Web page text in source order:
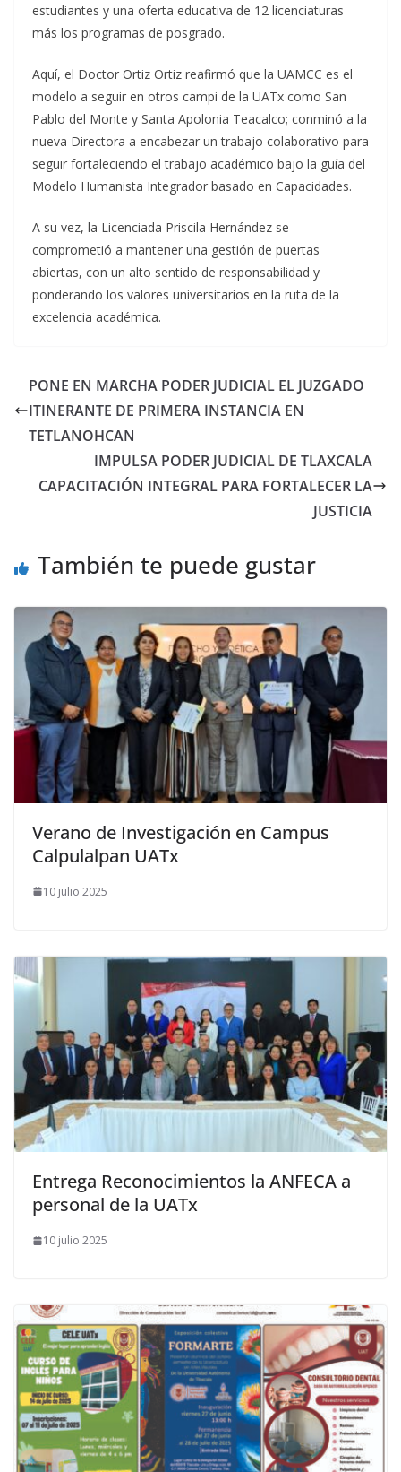
estudiantes y una oferta educativa de 12 licenciaturas
más los programas de posgrado.
Aquí, el Doctor Ortiz Ortiz reafirmó que la UAMCC es el
modelo a seguir en otros campi de la UATx como San
Pablo del Monte y Santa Apolonia Teacalco; conminó a la
nueva Directora a encabezar un trabajo colaborativo para
seguir fortaleciendo el trabajo académico bajo la guía del
Modelo Humanista Integrador basado en Capacidades.
A su vez, la Licenciada Priscila Hernández se
comprometió a mantener una gestión de puertas
abiertas, con un alto sentido de responsabilidad y
ponderando los valores universitarios en la ruta de la
excelencia académica.
PONE EN MARCHA PODER JUDICIAL EL JUZGADO
ITINERANTE DE PRIMERA INSTANCIA EN
TETLANOHCAN
IMPULSA PODER JUDICIAL DE TLAXCALA
CAPACITACIÓN INTEGRAL PARA FORTALECER LA
JUSTICIA
También te puede gustar
Verano de Investigación en Campus
Calpulalpan UATx
10 julio 2025
Entrega Reconocimientos la ANFECA a
personal de la UATx
10 julio 2025